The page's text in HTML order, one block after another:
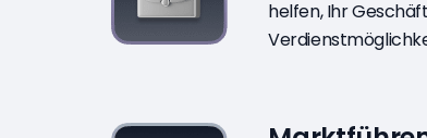
helfen, Ihr